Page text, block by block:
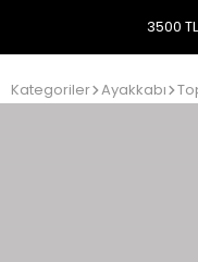
3500
Kategoriler Ayakkabı